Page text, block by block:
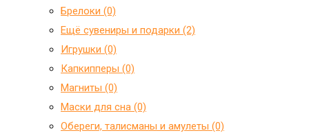
Брелоки (0)
Ещё сувениры и подарки (2)
Игрушки (0)
Капкипперы (0)
Магниты (0)
Маски для сна (0)
Обереги, талисманы и амулеты (0)